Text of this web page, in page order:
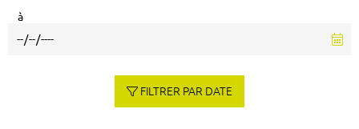
à
FILTRER PAR DATE